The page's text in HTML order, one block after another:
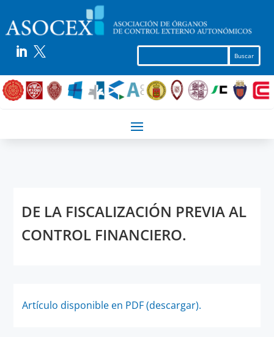
 
DE LA FISCALIZACIÓN PREVIA AL
CONTROL FINANCIERO.
Artículo disponible en PDF (descargar).